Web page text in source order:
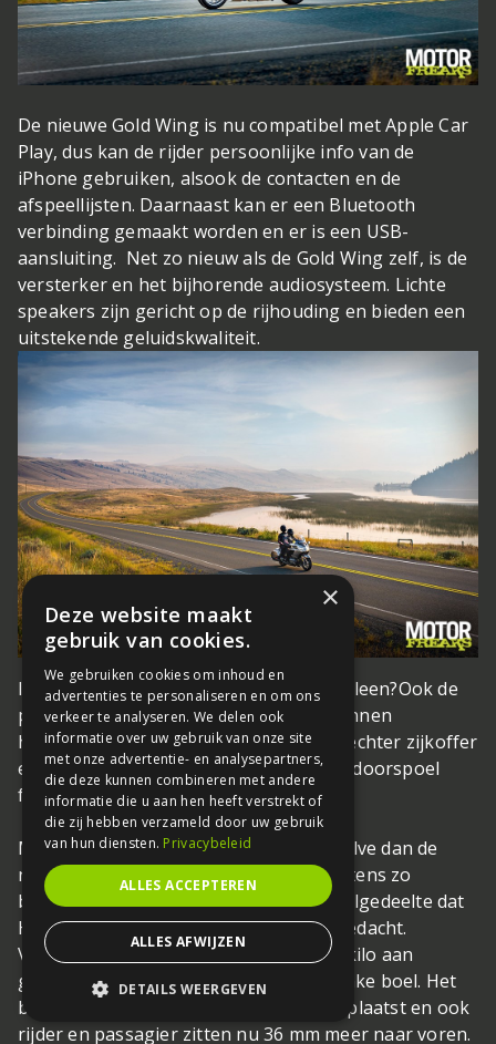
De nieuwe Gold Wing is nu compatibel met Apple Car
Play, dus kan de rijder persoonlijke info van de
iPhone gebruiken, alsook de contacten en de
afspeellijsten. Daarnaast kan er een Bluetooth
verbinding gemaakt worden en er is een USB-
aansluiting. Net zo nieuw als de Gold Wing zelf, is de
versterker en het bijhorende audiosysteem. Lichte
speakers zijn gericht op de rijhouding en bieden een
uitstekende geluidskwaliteit.
Iemand een stukje toendra voor ons te leen?Ook de
passagier heeft bedieningsknoppen binnen
handbereik. De knoppen zitten op de rechter zijkoffer
en bedienen onder andere het volume, doorspoel
functie en de bron keuze.
Misschien iets minder opvallend – behalve dan de
nieuwe FIOR-type voorvork, maar minstens zo
belangrijk is het compleet nieuwe rijwielgedeelte dat
Honda voor de 2018 Gold Wing heeft bedacht.
Volgens Honda is alleen al hiermee 48 kilo aan
gewicht bespaard en dat is toch een flinke boel. Het
blok is nu 40 mm verder naar voren geplaatst en ook
rijder en passagier zitten nu 36 mm meer naar voren.
×
Deze website maakt
gebruik van cookies.
We gebruiken cookies om inhoud en
advertenties te personaliseren en om ons
verkeer te analyseren. We delen ook
informatie over uw gebruik van onze site
met onze advertentie- en analysepartners,
die deze kunnen combineren met andere
informatie die u aan hen heeft verstrekt of
die zij hebben verzameld door uw gebruik
van hun diensten. Privacybeleid
ALLES ACCEPTEREN
ALLES AFWIJZEN
DETAILS WEERGEVEN
STRIKT NOODZAKELIJK